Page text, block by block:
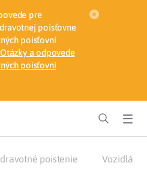
pre
poisťovne
poisťovní
Otázky a odpovede
poisťovní
poistenie Vozidlá